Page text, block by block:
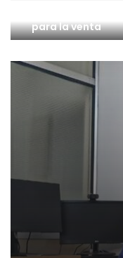
para la venta